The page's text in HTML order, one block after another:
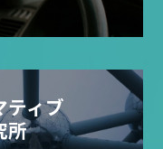
ティブ
所